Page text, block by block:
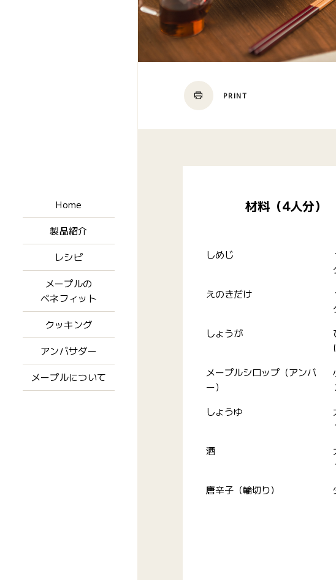
Home
製品紹介
レシピ
メープルの
ベネフィット
クッキング
アンバサダー
メープルについて
PRINT
材料（4人分）
しめじ
えのきだけ
しょうが
メープルシロップ（アンバ
ー）
しょうゆ
酒
唐辛子（輪切り）